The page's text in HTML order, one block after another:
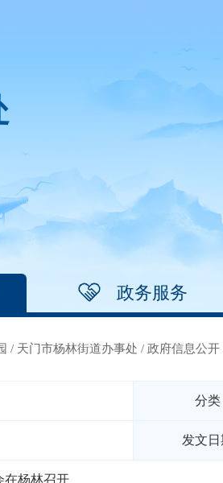
政务服务
/ 天门市杨林街道办事处 / 政府信息公开
分类
发文日
在杨林召开